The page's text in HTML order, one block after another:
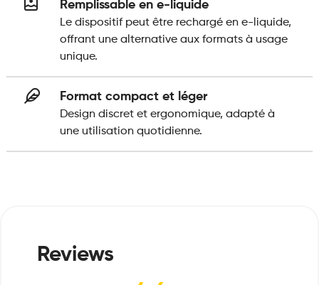
Remplissable en e-liquide
Le dispositif peut être rechargé en e-liquide,
offrant une alternative aux formats à usage
unique.
Format compact et léger
Design discret et ergonomique, adapté à
une utilisation quotidienne.